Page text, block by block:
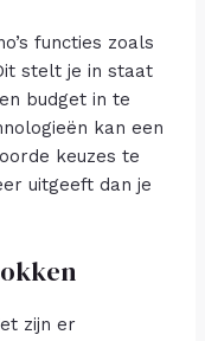
functies zoals
stelt je in staat
budget in te
kan een
keuzes te
uitgeeft dan je
zijn er